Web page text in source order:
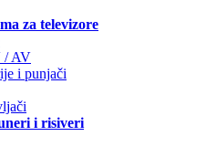
za televizore
/ AV
i punjači
i risiveri